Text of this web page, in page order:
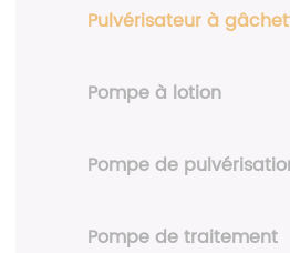
Pulvérisateur à
Pompe à lotion
Pompe de
Pompe de traitement